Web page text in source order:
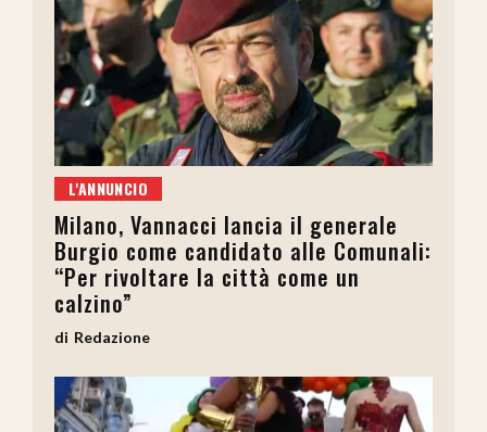
L'ANNUNCIO
Milano, Vannacci lancia il generale
Burgio come candidato alle Comunali:
“Per rivoltare la città come un
calzino”
Redazione